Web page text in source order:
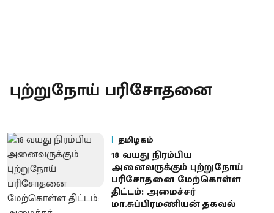
புற்றுநோய் பரிசோதனை
தமிழகம்
18 வயது நிரம்பிய
அனைவருக்கும் புற்றுநோய்
பரிசோதனை மேற்கொள்ள
திட்டம்: அமைச்சர்
மா.சுப்பிரமணியன் தகவல்